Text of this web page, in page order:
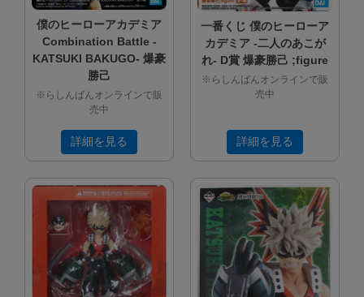
僕のヒーローアカデミア
Combination Battle -
KATSUKI BAKUGO- 爆豪
勝己
※らしんばんオンラインで販
売中
詳細を見る
一番くじ 僕のヒーローア
カデミア -二人のあこが
れ- D賞 爆豪勝己 ;figure
※らしんばんオンラインで販
売中
詳細を見る